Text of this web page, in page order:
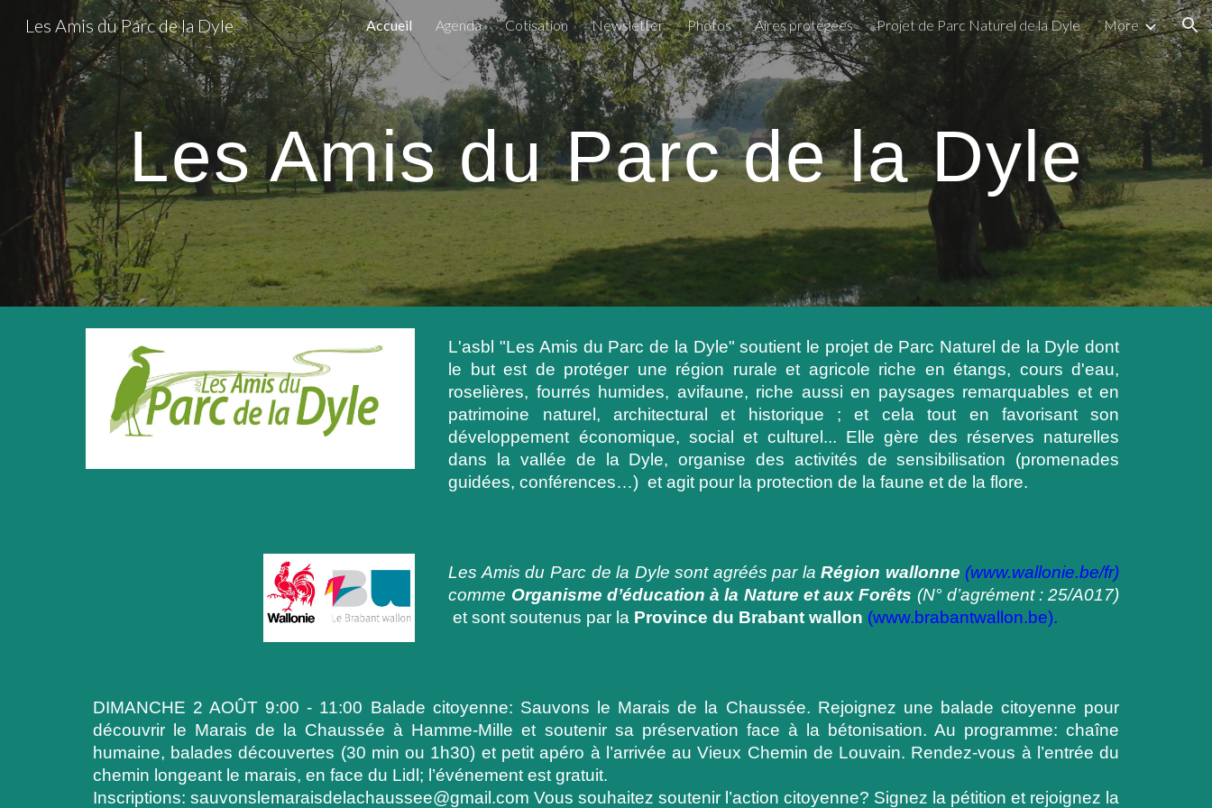
Skip to main content Skip to navigation
Les Amis du Parc de la Dyle Accueil Agenda Cotisation Newsletter Photos Aires protégées Projet de Parc Naturel de la Dyle More
Les Amis du Parc de la Dyle
L'asbl "Les Amis du Parc de la Dyle" soutient le projet de Parc Naturel de la Dyle dont
le but est de protéger une région rurale et agricole riche en étangs, cours d'eau,
roselières, fourrés humides, avifaune, riche aussi en paysages remarquables et en
patrimoine naturel, architectural et historique ; et cela tout en favorisant son
développement économique, social et culturel... Elle gère des réserves naturelles
dans la vallée de la Dyle,organise des activités de sensibilisation (promenades
guidées, conférences…) et agit pour la protection de la faune et de la flore.
Les Amis du Parc de la Dyle sont agréés par laRégion wallonne (www.wallonie.be/fr)
comme Organisme d’éducation à la Nature et aux Forêts (N° d’agrément : 25/A017)
et sont soutenus par la Province du Brabant wallon (www.brabantwallon.be).
DIMANCHE 2 AOÛT 9:00 - 11:00 Balade citoyenne: Sauvons le Marais de la Chaussée. Rejoignez une balade citoyenne pour
découvrir le Marais de la Chaussée à Hamme-Mille et soutenir sa préservation face à la bétonisation. Au programme: chaîne
humaine, balades découvertes (30 min ou 1h30) et petit apéro à l’arrivée au Vieux Chemin de Louvain. Rendez-vous à l’entrée du
chemin longeant le marais, en face du Lidl; l’événement est gratuit.
Inscriptions: sauvonslemaraisdelachaussee@gmail.com Vous souhaitez soutenir l’action citoyenne? Signez la pétition et rejoignez la